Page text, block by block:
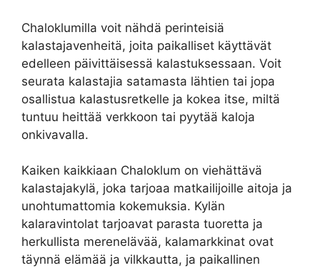
Chaloklumilla voit nähdä perinteisiä
kalastajavenheitä, joita paikalliset käyttävät
edelleen päivittäisessä kalastuksessaan. Voit
seurata kalastajia satamasta lähtien tai jopa
osallistua kalastusretkelle ja kokea itse, miltä
tuntuu heittää verkkoon tai pyytää kaloja
onkivavalla.
Kaiken kaikkiaan Chaloklum on viehättävä
kalastajakylä, joka tarjoaa matkailijoille aitoja ja
unohtumattomia kokemuksia. Kylän
kalaravintolat tarjoavat parasta tuoretta ja
herkullista merenelävää, kalamarkkinat ovat
täynnä elämää ja vilkkautta, ja paikallinen